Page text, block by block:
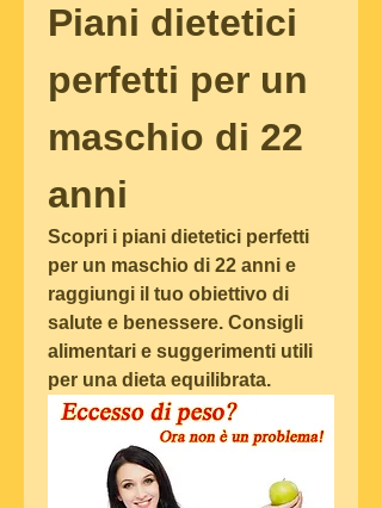
Piani dietetici
perfetti per un
maschio di 22
anni
Scopri i piani dietetici perfetti
per un maschio di 22 anni e
raggiungi il tuo obiettivo di
salute e benessere. Consigli
alimentari e suggerimenti utili
per una dieta equilibrata.